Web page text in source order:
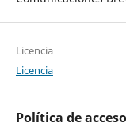
Licencia
Licencia
Política de